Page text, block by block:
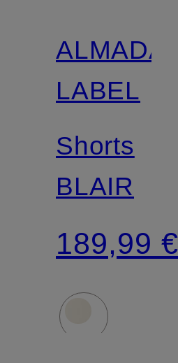
ALMADA
LABEL
Shorts
BLAIR
189,99 €